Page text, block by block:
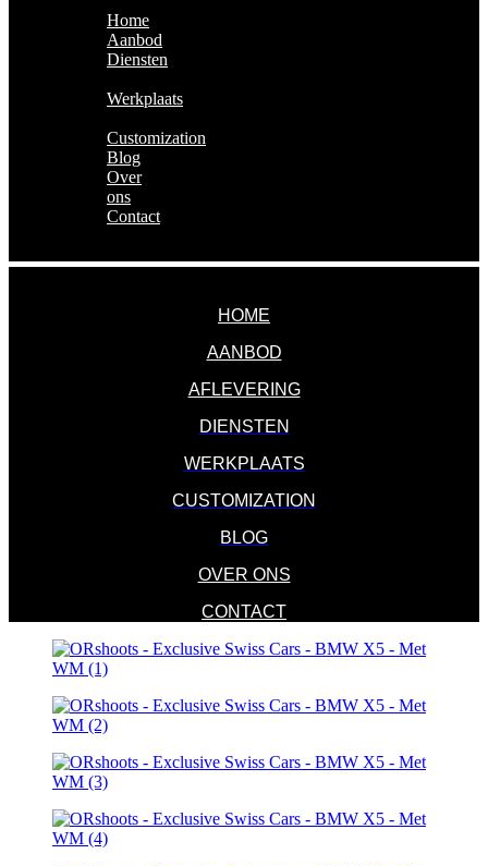
Home
Aanbod
Diensten
Werkplaats
Customization
Blog
Over
ons
Contact
HOME
AANBOD
AFLEVERING
DIENSTEN
WERKPLAATS
CUSTOMIZATION
BLOG
OVER ONS
CONTACT